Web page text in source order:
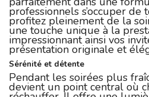
professionnels s’occuper de
profitez pleinement de la
une touche unique à la
impressionnant ainsi vos
présentation originale et
Sérénité et détente
Pendant les soirées plus
devient un point central où